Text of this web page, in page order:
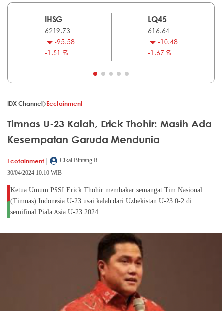
IHSG
6219.73
-95.58
-1.51 %
LQ45
616.64
-10.48
-1.67 %
IDX Channel Ecotainment
Timnas U-23 Kalah, Erick Thohir: Masih Ada
Kesempatan Garuda Mendunia
Ecotainment |
Cikal Bintang R
30/04/2024 10:10 WIB
Ketua Umum PSSI Erick Thohir membakar semangat Tim Nasional
(Timnas) Indonesia U-23 usai kalah dari Uzbekistan U-23 0-2 di
semifinal Piala Asia U-23 2024.